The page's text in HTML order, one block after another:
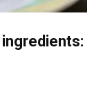
ingredients: